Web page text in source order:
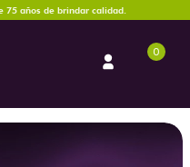
75 años de brindar calidad.
0